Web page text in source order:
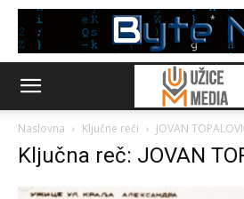
Naslovna Ključne reči JOVAN
Ključna reč: JOVAN